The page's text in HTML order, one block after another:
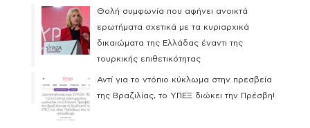
Θολή συμφωνία που αφήνει ανοικτά
ερωτήματα σχετικά με τα κυριαρχικά
δικαιώματα της Ελλάδας έναντι της
τουρκικής επιθετικότητας
Αντί για το ντόπιο κύκλωμα στην πρεσβεία
της Βραζιλίας, το ΥΠΕΞ διώκει την Πρέσβη!